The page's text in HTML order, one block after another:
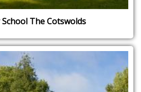
The Cotswolds